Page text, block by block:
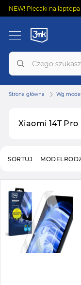
NEW! Plecaki na
Xiaomi 14T
Strona główna Wg
MODEL
SORTUJ